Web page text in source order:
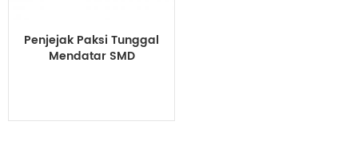
Penjejak Paksi Tunggal
Mendatar SMD